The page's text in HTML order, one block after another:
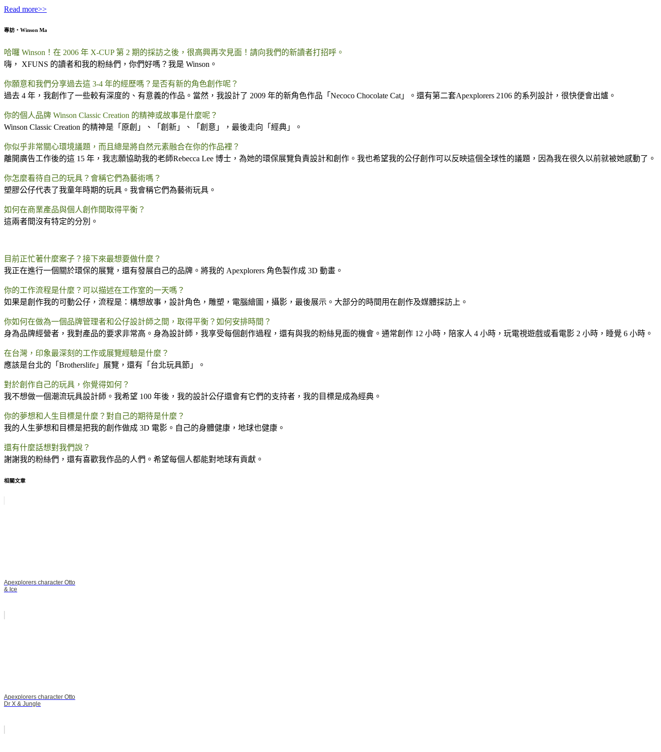
Read more>>
專訪‧Winson Ma
哈囉 Winson！在 2006 年 X-CUP 第 2 期的採訪之後，很高興再次見面！請向我們的新讀者打招呼。
嗨， XFUNS 的讀者和我的粉絲們，你們好嗎？我是 Winson。
你願意和我們分享過去這 3-4 年的經歷嗎？是否有新的角色創作呢？
過去 4 年，我創作了一些較有深度的、有意義的作品。當然，我設計了 2009 年的新角色作品「Necoco Chocolate Cat」。還有第二套Apexplorers 2106 的系列設計，很快便會出爐。
你的個人品牌 Winson Classic Creation 的精神或故事是什麼呢？
Winson Classic Creation 的精神是「原創」、「創新」、「創意」，最後走向「經典」。
你似乎非常關心環境議題，而且總是將自然元素融合在你的作品裡？
離開廣告工作後的這 15 年，我志願協助我的老師Rebecca Lee 博士，為她的環保展覽負責設計和創作。我也希望我的公仔創作可以反映這個全球性的議題，因為我在很久以前就被她感動了。
你怎麼看待自己的玩具？會稱它們為藝術嗎？
塑膠公仔代表了我童年時期的玩具。我會稱它們為藝術玩具。
如何在商業產品與個人創作間取得平衡？
這兩者間沒有特定的分別。
目前正忙著什麼案子？接下來最想要做什麼？
我正在進行一個關於環保的展覽，還有發展自己的品牌。將我的 Apexplorers 角色製作成 3D 動畫。
你的工作流程是什麼？可以描述在工作室的一天嗎？
如果是創作我的可動公仔，流程是：構想故事，設計角色，雕塑，電腦繪圖，攝影，最後展示。大部分的時間用在創作及媒體採訪上。
你如何在做為一個品牌管理者和公仔設計師之間，取得平衡？如何安排時間？
身為品牌經營者，我對產品的要求非常高。身為設計師，我享受每個創作過程，還有與我的粉絲見面的機會。通常創作 12 小時，陪家人 4 小時，玩電視遊戲或看電影 2 小時，睡覺 6 小時。
在台灣，印象最深刻的工作或展覽經驗是什麼？
應該是台北的「Brotherslife」展覽，還有「台北玩具節」。
對於創作自己的玩具，你覺得如何？
我不想做一個潮流玩具設計師。我希望 100 年後，我的設計公仔還會有它們的支持者，我的目標是成為經典。
你的夢想和人生目標是什麼？對自己的期待是什麼？
我的人生夢想和目標是把我的創作做成 3D 電影。自己的身體健康，地球也健康。
還有什麼話想對我們說？
謝謝我的粉絲們，還有喜歡我作品的人們。希望每個人都能對地球有貢獻。
相關文章
Apexplorers character Otto
& Ice
Apexplorers character Otto
Dr X & Jungle